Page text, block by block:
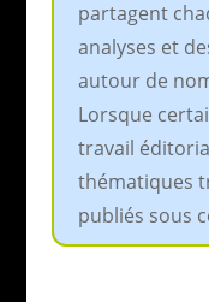
partagent
analyses et
autour de
Lorsque
travail
thématiques
publiés sous